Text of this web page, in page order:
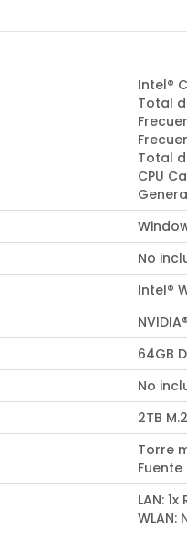
Intel®
Total
Total
CPU
No
Intel®
64GB
No
2TB
Torre
LAN:
WLAN: